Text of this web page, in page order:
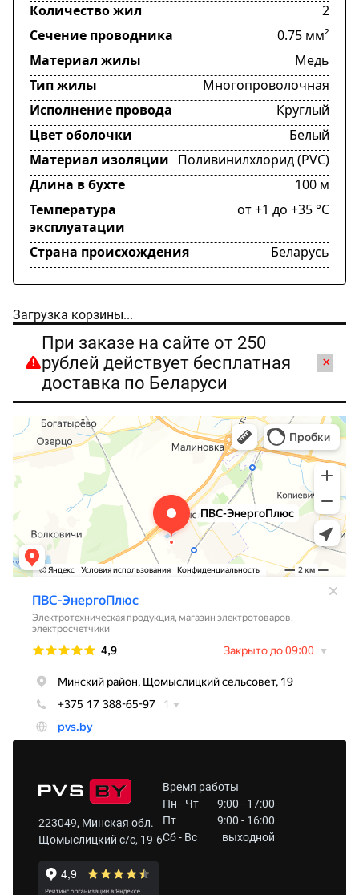
Количество жил
2
Сечение проводника
0.75 мм²
Материал жилы
Медь
Тип жилы
Многопроволочная
Исполнение провода
Круглый
Цвет оболочки
Белый
Материал изоляции Поливинилхлорид (PVC)
Длина в бухте
100 м
Температура
эксплуатации
от +1 до +35 °C
Страна происхождения Беларусь
Загрузка корзины...
При заказе на сайте от 250
рублей действует бесплатная
доставка по Беларуси
×
223049, Минская обл.
Щомыслицкий с/с, 19-6
Время работы
Пн - Чт
9:00 - 17:00
Пт
9:00 - 16:00
Сб - Вс
выходной